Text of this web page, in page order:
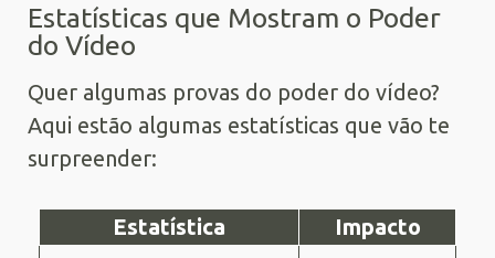
Estatísticas que Mostram o Poder
do Vídeo
Quer algumas provas do poder do vídeo?
Aqui estão algumas estatísticas que vão te
surpreender:
Estatística
Impacto